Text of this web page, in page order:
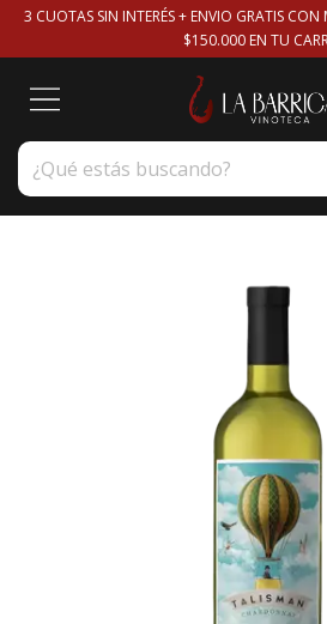
3 CUOTAS SIN INTERÉS + ENVIO GRATIS
$150.000 EN TU